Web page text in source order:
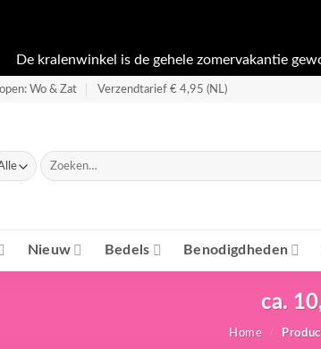
De kralenwinkel is de gehele zomervakantie
Wo & Zat Verzendtarief € 4,95 (NL)
Zoeken
naar:
Nieuw Bedels Benodigdheden
ca.
Home /